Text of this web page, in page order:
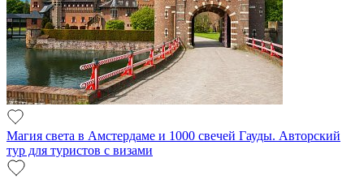
Магия света в Амстердаме и 1000 свечей Гауды. Авторский
тур для туристов с визами